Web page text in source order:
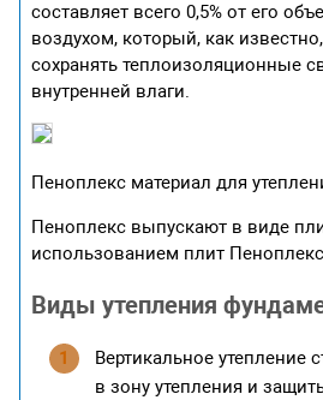
составляет всего 0,5% от его
воздухом, который, как
сохранять теплоизоляционные
внутренней влаги.
Пеноплекс материал для
Пеноплекс выпускают в виде
использованием плит
Виды утепления
Вертикальное
в зону утепления и